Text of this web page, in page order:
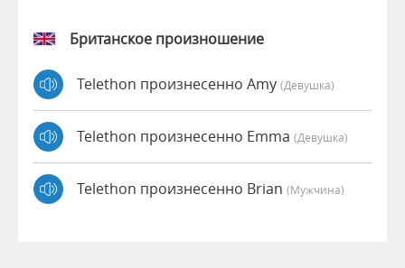
Британское произношение
Telethon произнесенно Amy (девушка)
Telethon произнесенно Emma (девушка)
Telethon произнесенно Brian (мужчина)